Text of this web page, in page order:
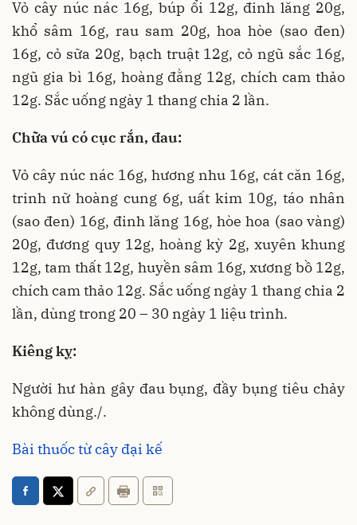
Vỏ cây núc nác 16g, búp ổi 12g, đinh lăng 20g,
khổ sâm 16g, rau sam 20g, hoa hòe (sao đen)
16g, cỏ sữa 20g, bạch truật 12g, cỏ ngũ sắc 16g,
ngũ gia bì 16g, hoàng đằng 12g, chích cam thảo
12g. Sắc uống ngày 1 thang chia 2 lần.
Chữa vú có cục rắn, đau:
Vỏ cây núc nác 16g, hương nhu 16g, cát căn 16g,
trinh nữ hoàng cung 6g, uất kim 10g, táo nhân
(sao đen) 16g, đinh lăng 16g, hòe hoa (sao vàng)
20g, đương quy 12g, hoàng kỳ 2g, xuyên khung
12g, tam thất 12g, huyền sâm 16g, xương bồ 12g,
chích cam thảo 12g. Sắc uống ngày 1 thang chia 2
lần, dùng trong 20 – 30 ngày 1 liệu trình.
Kiêng kỵ:
Người hư hàn gây đau bụng, đầy bụng tiêu chảy
không dùng./.
Bài thuốc từ cây đại kế